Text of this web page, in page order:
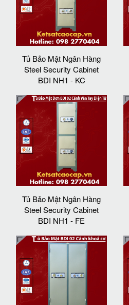
Tủ Bảo Mật Ngân Hàng
Steel Security Cabinet
BDI NH1 - KC
Tủ Bảo Mật Ngân Hàng
Steel Security Cabinet
BDI NH1 - FE